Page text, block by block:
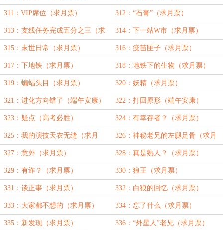
311：VIP席位（求月票） 312：“石膏”（求月票）
313：支线任务完成五分之三（求
月票）
314：下一站W市（求月票）
315：末世日常（求月票） 316：疫苗匣子（求月票）
317：下地铁（求月票） 318：地铁下的生物（求月票）
319：蝙蝠头目（求月票） 320：妖精（求月票）
321：进化方向错了（端午安康） 322：打回原形（端午安康）
323：疑点（高考必胜） 324：有幸存者？（求月票）
325：我的演技天衣无缝（求月
票）
326：神秘老兄的左腿足骨（求月
票）
327：意外（求月票） 328：真是熟人？（求月票）
329：有诈？（求月票） 330：狼王（求月票）
331：谈正事（求月票） 332：白狼的回忆（求月票）
333：大家都不想的（求月票） 334：忘了什么（求月票）
335：新发现（求月票） 336：“外星人”老兄（求月票）